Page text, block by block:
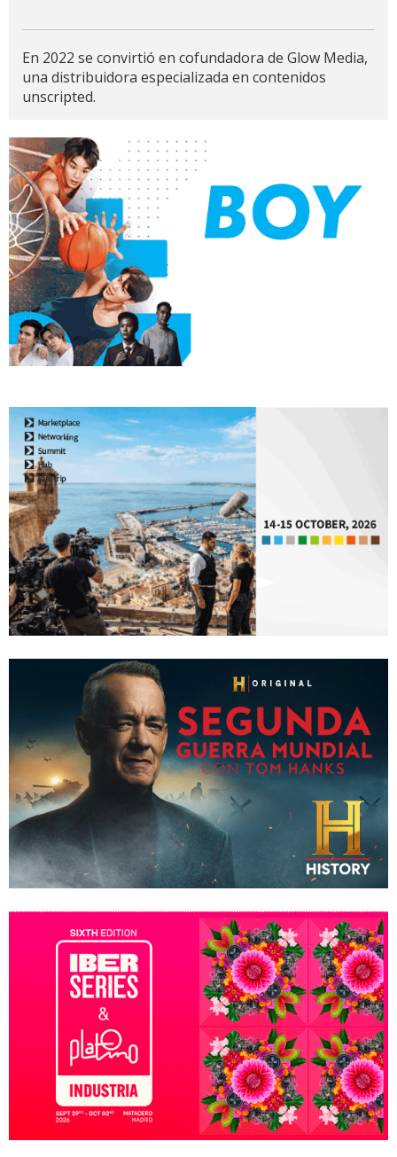
En 2022 se convirtió en cofundadora de Glow Media,
una distribuidora especializada en contenidos
unscripted.